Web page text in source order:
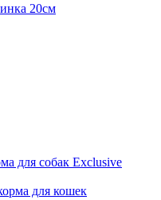
20см
для собак Exclusive
для кошек